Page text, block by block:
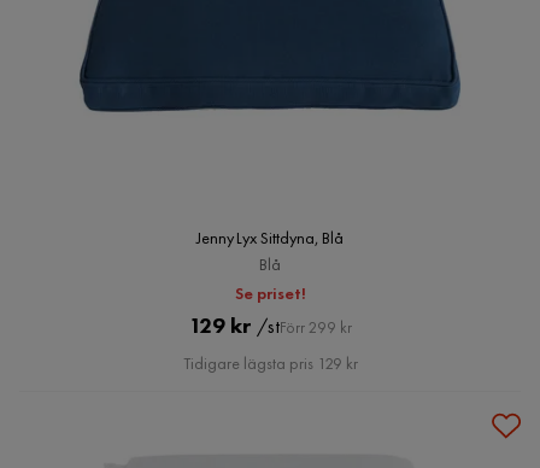
Jenny Lyx Sittdyna, Blå
Blå
Se priset!
Pris
129 kr /stOriginal
Pris
Förr 299 kr
Tidigare lägsta pris 129 kr